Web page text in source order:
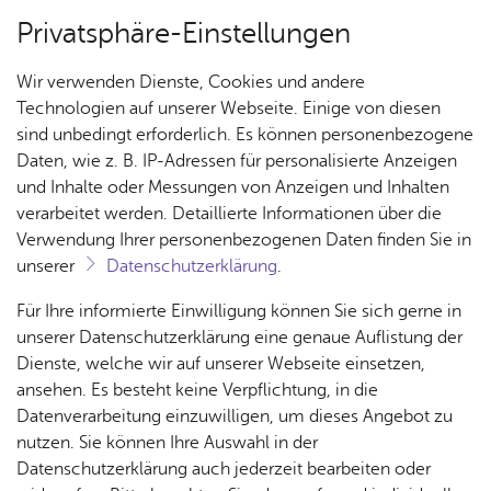
Über­sicht Bür­ger & Stadt
Rat­
haus &
Bür­
ger­
ser­vice
Rat­
häu­ser
Nach­
rich­
ten,
Vi­de­os
& Bil­
der
Me­di­
Jobs
Stel­
len­an­
ge­bo­te
Aus­bil­
dung &
Stu­di­
Bauen
& Um­
welt
Geo­
da­ten
Ge­
sund­
heit &
kum
Ar­chiv
Ter­min spei­chern
Ver­an­stal­tung dru­cken
Vor­le­sen
Diens­tag, 06. Ja­nu­ar 2015
Südwestdeutsche Philharmonie Konstanz
Leitung: Vassilis Christopoulos
Privatsphäre-Einstellungen
Wir verwenden Dienste, Cookies und andere
Technologien auf unserer Webseite. Einige von diesen
sind unbedingt erforderlich. Es können personenbezogene
Daten, wie z. B. IP-Adressen für personalisierte Anzeigen
und Inhalte oder Messungen von Anzeigen und Inhalten
verarbeitet werden. Detaillierte Informationen über die
Verwendung Ihrer personenbezogenen Daten finden Sie in
unserer
Datenschutzerklärung.
Für Ihre informierte Einwilligung können Sie sich gerne in
unserer Datenschutzerklärung eine genaue Auflistung der
Dienste, welche wir auf unserer Webseite einsetzen,
ansehen. Es besteht keine Verpflichtung, in die
Datenverarbeitung einzuwilligen, um dieses Angebot zu
nutzen. Sie können Ihre Auswahl in der
Datenschutzerklärung auch jederzeit bearbeiten oder